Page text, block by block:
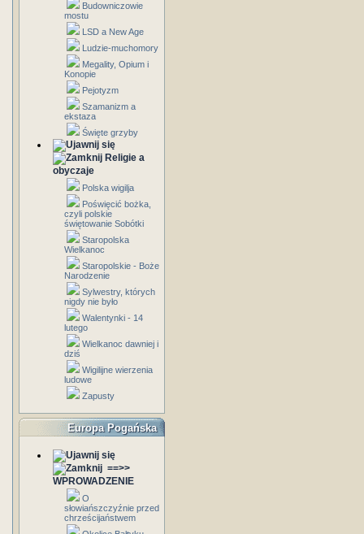
Budowniczowie
mostu
LSD a New Age
Ludzie-muchomory
Megality, Opium i
Konopie
Pejotyzm
Szamanizm a
ekstaza
Święte grzyby
Religie a
obyczaje
Polska wigilja
Poświęcić bożka,
czyli polskie
świętowanie Sobótki
Staropolska
Wielkanoc
Staropolskie - Boże
Narodzenie
Sylwestry, których
nigdy nie było
Walentynki - 14
lutego
Wielkanoc dawniej i
dziś
Wigilijne wierzenia
ludowe
Zapusty
Europa Pogańska
==>>
WPROWADZENIE
O
słowiańszczyźnie przed
chrześcijaństwem